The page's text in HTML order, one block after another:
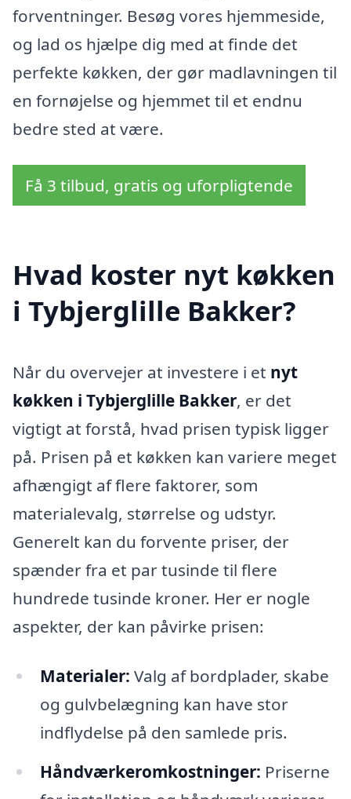
forventninger. Besøg vores hjemmeside,
og lad os hjælpe dig med at finde det
perfekte køkken, der gør madlavningen til
en fornøjelse og hjemmet til et endnu
bedre sted at være.
Få 3 tilbud, gratis og uforpligtende
Hvad koster nyt køkken
i Tybjerglille Bakker?
Når du overvejer at investere i et nyt
køkken i Tybjerglille Bakker, er det
vigtigt at forstå, hvad prisen typisk ligger
på. Prisen på et køkken kan variere meget
afhængigt af flere faktorer, som
materialevalg, størrelse og udstyr.
Generelt kan du forvente priser, der
spænder fra et par tusinde til flere
hundrede tusinde kroner. Her er nogle
aspekter, der kan påvirke prisen:
Materialer: Valg af bordplader, skabe
og gulvbelægning kan have stor
indflydelse på den samlede pris.
Håndværkeromkostninger: Priserne